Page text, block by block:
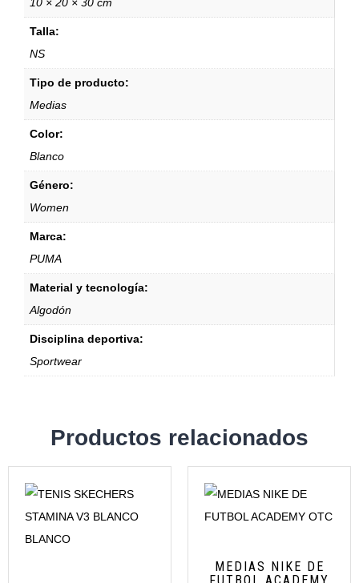
Talla:
NS
Tipo de producto:
Medias
Color:
Blanco
Género:
Women
Marca:
PUMA
Material y tecnología:
Algodón
Disciplina deportiva:
Sportwear
Productos relacionados
MEDIAS NIKE DE